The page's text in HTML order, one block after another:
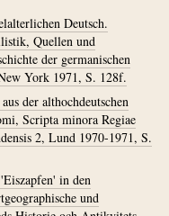
Deutsch.
Quellen und
der germanischen
York 1971, S. 128f.
der althochdeutschen
Scripta minora Regiae
2, Lund 1970-1971, S.
in den
und